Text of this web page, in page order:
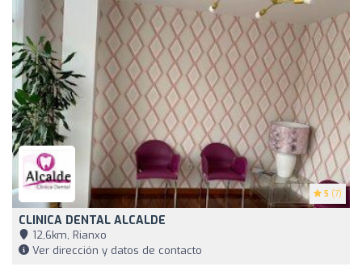
5 (7)
CLINICA DENTAL ALCALDE
12,6km, Rianxo
Ver dirección y datos de contacto